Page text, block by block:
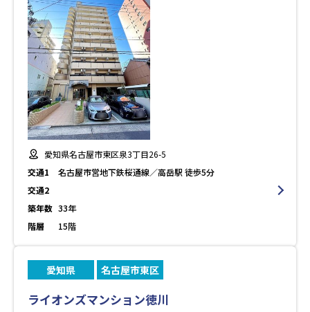
愛知県名古屋市東区泉3丁目26-5
交通1
名古屋市営地下鉄桜通線／高岳駅 徒歩5分
交通2
築年数 33年
階層
15階
愛知県 名古屋市東区
ライオンズマンション徳川